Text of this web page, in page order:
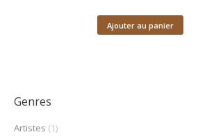
Ajouter au panier
Genres
Artistes (1)